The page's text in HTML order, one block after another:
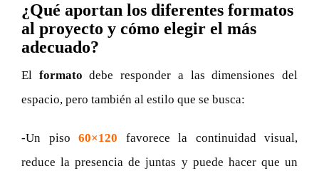
¿Qué aportan los diferentes formatos
al proyecto y cómo elegir el más
adecuado?
El formato debe responder a las dimensiones del
espacio, pero también al estilo que se busca:
-Un piso 60×120
favorece la continuidad visual,
reduce la presencia de juntas y puede hacer que un